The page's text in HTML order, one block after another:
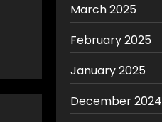
March 2025
February 2025
January 2025
December 2024